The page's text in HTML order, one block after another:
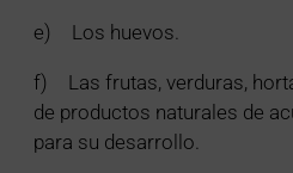
e) Los huevos.
f) Las frutas, verduras,
de productos naturales de
para su desarrollo.